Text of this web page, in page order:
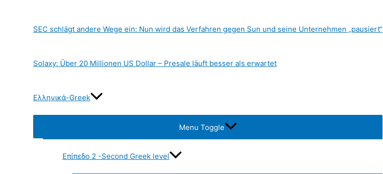
SEC schlägt andere Wege ein: Nun wird das Verfahren gegen Sun und seine Unternehmen „pausiert“
Solaxy: Über 20 Millionen US Dollar – Presale läuft besser als erwartet
Ελληνικά-Greek
Menu Toggle
Επίπεδο 2 -Second Greek level